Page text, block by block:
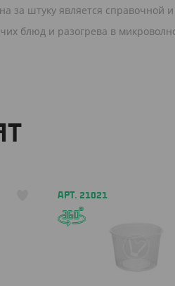
за штуку является справочной
блюд и разогрева в
АРТ. 21021